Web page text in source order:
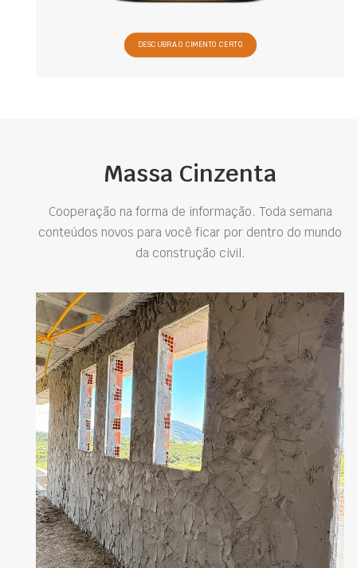
DESCUBRA O CIMENTO CERTO
Massa Cinzenta
Cooperação na forma de informação. Toda semana
conteúdos novos para você ficar por dentro do mundo
da construção civil.